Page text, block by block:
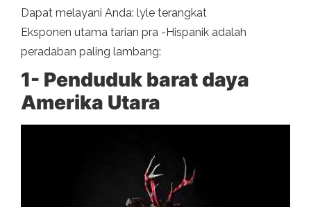
Dapat melayani Anda: lyle terangkat
Eksponen utama tarian pra -Hispanik adalah
peradaban paling lambang:
1- Penduduk barat daya
Amerika Utara